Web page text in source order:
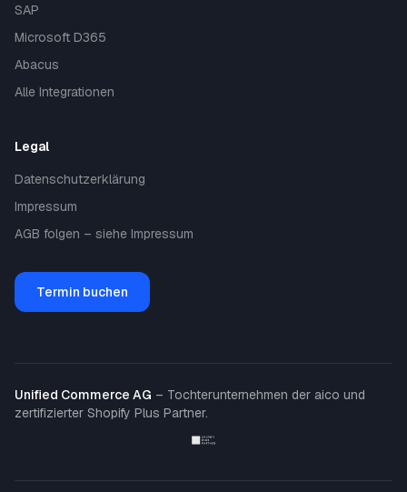
SAP
Microsoft D365
Abacus
Alle Integrationen
Legal
Datenschutzerklärung
Impressum
AGB folgen – siehe Impressum
Termin buchen
Unified Commerce AG – Tochterunternehmen der aico und
zertifizierter Shopify Plus Partner.